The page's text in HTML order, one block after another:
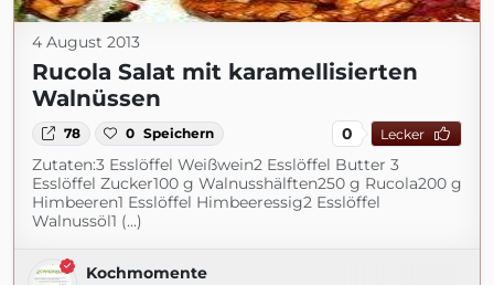
4 August 2013
Rucola Salat mit karamellisierten
Walnüssen
78 0 Speichern 0 Lecker
Zutaten:3 Esslöffel Weißwein2 Esslöffel Butter 3
Esslöffel Zucker100 g Walnusshälften250 g Rucola200 g
Himbeeren1 Esslöffel Himbeeressig2 Esslöffel
Walnussöl1 (...)
Kochmomente